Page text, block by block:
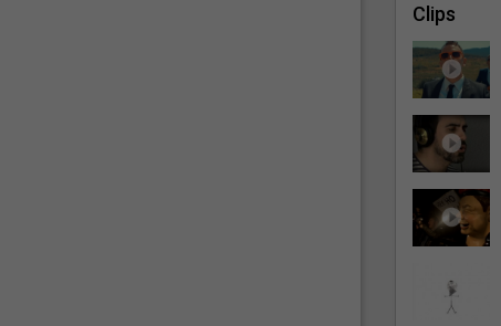
Clips